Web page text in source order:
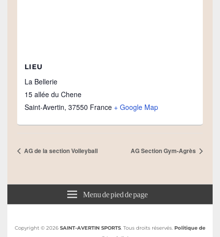
LIEU
La Bellerie
15 allée du Chene
Saint-Avertin, 37550 France + Google Map
AG de la section Volleyball AG Section Gym-Agrès
Menu de pied de page
Copyright © 2026 SAINT-AVERTIN SPORTS. Tous droits réservés. Politique de